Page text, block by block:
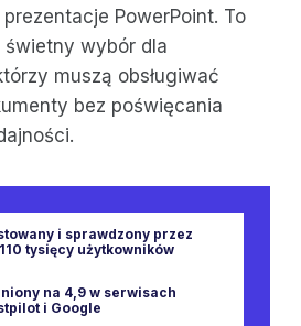
PowerPoint. To
wybór dla
muszą obsługiwać
bez poświęcania
i sprawdzony przez
tysięcy użytkowników
na 4,9 w serwisach
i Google